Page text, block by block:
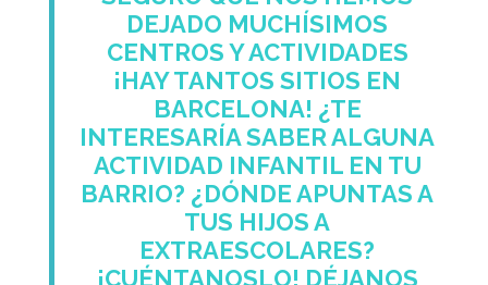
DEJADO MUCHÍSIMOS
CENTROS Y ACTIVIDADES
¡HAY TANTOS SITIOS EN
BARCELONA! ¿TE
INTERESARÍA SABER ALGUNA
ACTIVIDAD INFANTIL EN TU
BARRIO? ¿DÓNDE APUNTAS A
TUS HIJOS A
EXTRAESCOLARES?
¡CUÉNTANOSLO! DÉJANOS